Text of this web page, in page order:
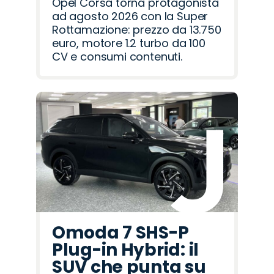
ad agosto 2026 con la Super
Rottamazione: prezzo da 13.750
euro, motore 1.2 turbo da 100
CV e consumi contenuti.
Omoda 7 SHS-P
Plug-in Hybrid: il
SUV che punta su